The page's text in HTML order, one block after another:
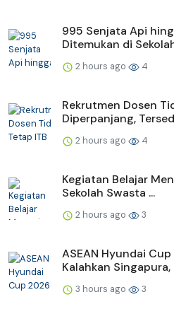
995 Senjata Api
Ditemukan di
2 hours ago 4
Rekrutmen Dosen
Diperpanjang,
2 hours ago 4
Kegiatan Belajar
Sekolah Swasta ...
2 hours ago 3
ASEAN Hyundai
Kalahkan Singapura,
3 hours ago 3